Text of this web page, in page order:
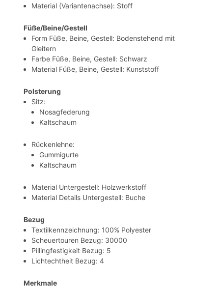
Material (Variantenachse): Stoff
Füße/Beine/Gestell
Form Füße, Beine, Gestell: Bodenstehend mit
Gleitern
Farbe Füße, Beine, Gestell: Schwarz
Material Füße, Beine, Gestell: Kunststoff
Polsterung
Sitz:
Nosagfederung
Kaltschaum
Rückenlehne:
Gummigurte
Kaltschaum
Material Untergestell: Holzwerkstoff
Material Details Untergestell: Buche
Bezug
Textilkennzeichnung: 100% Polyester
Scheuertouren Bezug: 30000
Pillingfestigkeit Bezug: 5
Lichtechtheit Bezug: 4
Merkmale